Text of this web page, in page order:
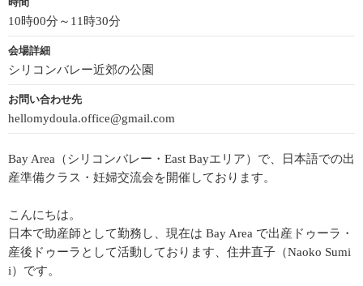
時間
10時00分～11時30分
会場詳細
シリコンバレー近郊の公園
お問い合わせ先
hellomydoula.office@gmail.com
Bay Area（シリコンバレー・East Bayエリア）で、日本語での出
産準備クラス・妊婦交流会を開催しております。
こんにちは。
日本で助産師として勤務し、現在は Bay Area で出産ドゥーラ・
産後ドゥーラとして活動しております、住井直子（Naoko Sumi
i）です。